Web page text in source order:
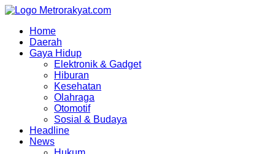
Skip
contentHome
Daerah
Gaya Hidup
Elektronik & Gadget
Hiburan
Kesehatan
Olahraga
Otomotif
Sosial & Budaya
Headline
News